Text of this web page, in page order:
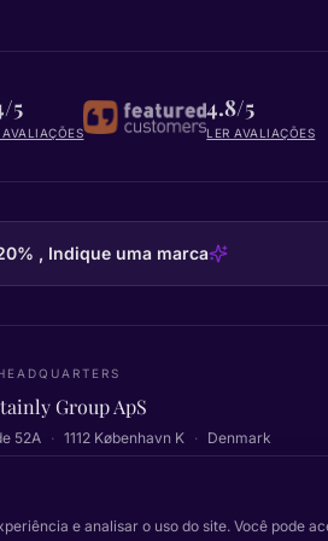
5
AVALIAÇÕES
4.8/5
LER AVALIAÇÕES
, Indique uma marca
Group ApS
52A · 1112 København K · Denmark
Voltar ao topo
e analisar o uso do site. Você pode